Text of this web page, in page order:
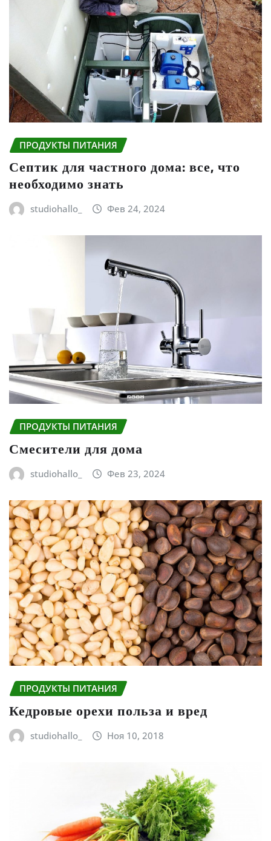
ПРОДУКТЫ ПИТАНИЯ
Септик для частного дома: все, что
необходимо знать
studiohallo_ Фев 24, 2024
ПРОДУКТЫ ПИТАНИЯ
Смесители для дома
studiohallo_ Фев 23, 2024
ПРОДУКТЫ ПИТАНИЯ
Кедровые орехи польза и вред
studiohallo_ Ноя 10, 2018